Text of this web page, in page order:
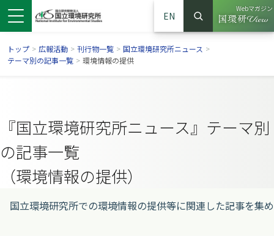
EN
サイト内検索
検索
Webマガジン
（別ウイ
トップ > 広報活動 > 刊行物一覧 > 国立環境研究所ニュース >
テーマ別の記事一覧 > 環境情報の提供
『国立環境研究所ニュース』テーマ別
の記事一覧
（環境情報の提供）
国立環境研究所での環境情報の提供等に関連した記事を集